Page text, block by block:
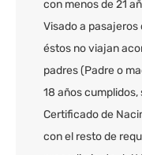
con menos de 21
Visado a pasajeros
éstos no viajan
padres (Padre o
18 años
Certificado de
con el resto de